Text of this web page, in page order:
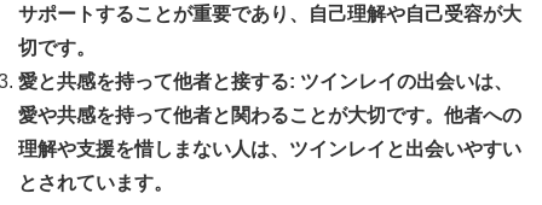
サポートすることが重要であり、自己理解や自己受容が大
切です。
愛と共感を持って他者と接する: ツインレイの出会いは、
愛や共感を持って他者と関わることが大切です。他者への
理解や支援を惜しまない人は、ツインレイと出会いやすい
とされています。